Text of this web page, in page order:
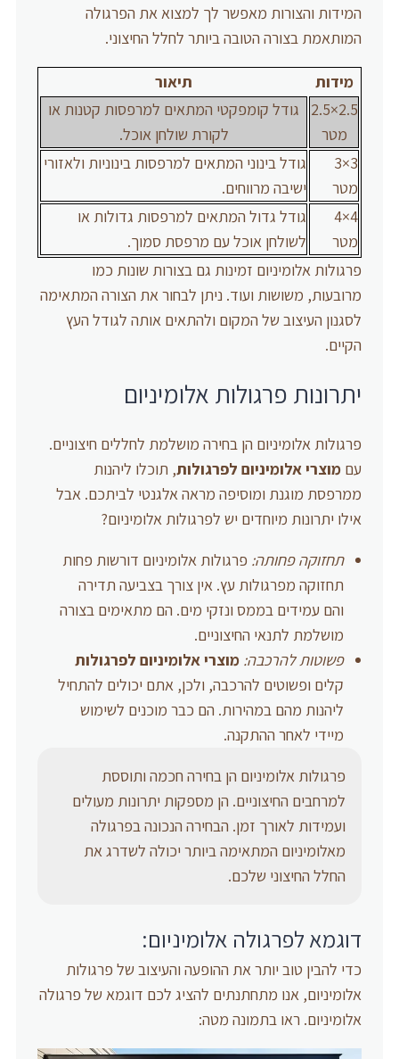
המידות והצורות מאפשר לך למצוא את הפרגולה
המותאמת בצורה הטובה ביותר לחלל החיצוני.
מידות
תיאור
2.5×2.5
מטר
גודל קומפקטי המתאים למרפסות קטנות או
לקורת שולחן אוכל.
3×3
מטר
גודל בינוני המתאים למרפסות בינוניות ולאזורי
ישיבה מרווחים.
4×4
מטר
גודל גדול המתאים למרפסות גדולות או
לשולחן אוכל עם מרפסת סמוך.
פרגולות אלומיניום זמינות גם בצורות שונות כמו
מרובעות, משושות ועוד. ניתן לבחור את הצורה המתאימה
לסגנון העיצוב של המקום ולהתאים אותה לגודל העץ
הקיים.
יתרונות פרגולות אלומיניום
פרגולות אלומיניום הן בחירה מושלמת לחללים חיצוניים.
עם מוצרי אלומיניום לפרגולות, תוכלו ליהנות
ממרפסת מוגנת ומוסיפה מראה אלגנטי לביתכם. אבל
אילו יתרונות מיוחדים יש לפרגולות אלומיניום?
תחזוקה פחותה: פרגולות אלומיניום דורשות פחות
תחזוקה מפרגולות עץ. אין צורך בצביעה תדירה
והם עמידים בממס ונזקי מים. הם מתאימים בצורה
מושלמת לתנאי החיצוניים.
פשוטות להרכבה: מוצרי אלומיניום לפרגולות
קלים ופשוטים להרכבה, ולכן, אתם יכולים להתחיל
ליהנות מהם במהירות. הם כבר מוכנים לשימוש
מיידי לאחר ההתקנה.
פרגולות אלומיניום הן בחירה חכמה ותוססת
למרחבים החיצוניים. הן מספקות יתרונות מעולים
ועמידות לאורך זמן. הבחירה הנכונה בפרגולה
מאלומיניום המתאימה ביותר יכולה לשדרג את
החלל החיצוני שלכם.
דוגמא לפרגולה אלומיניום:
כדי להבין טוב יותר את ההופעה והעיצוב של פרגולות
אלומיניום, אנו מתחתנתים להציג לכם דוגמא של פרגולה
אלומיניום. ראו בתמונה מטה: